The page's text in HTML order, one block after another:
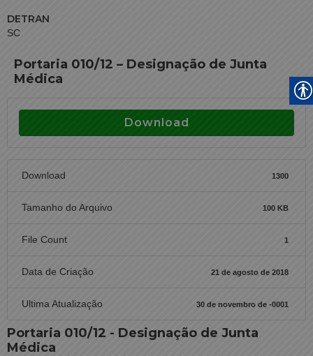
DETRAN
SC
Portaria 010/12 – Designação de Junta
Médica
Download
Download 1300
Tamanho do Arquivo 100 KB
File Count 1
Data de Criação 21 de agosto de 2018
Ultima Atualização 30 de novembro de -0001
Portaria 010/12 - Designação de Junta
Médica